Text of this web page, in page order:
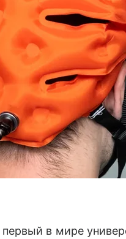
первый в мире